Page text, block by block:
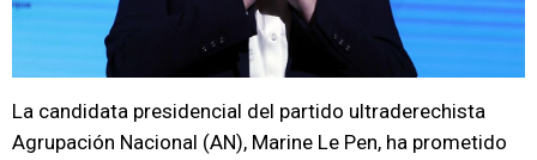
La candidata presidencial del partido ultraderechista
Agrupación Nacional (AN), Marine Le Pen, ha prometido